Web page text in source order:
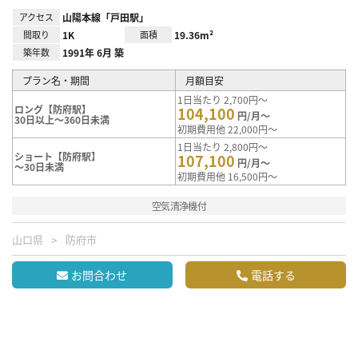
アクセス 山陽本線「戸田駅」
間取り 1K 面積 19.36m²
築年数 1991年 6月 築
プラン名・期間 月額目安
ロング【防府駅】
30日以上～360日未満
1日当たり 2,700円～
104,100 円/月～
初期費用他 22,000円～
ショート【防府駅】
～30日未満
1日当たり 2,800円～
107,100 円/月～
初期費用他 16,500円～
空気清浄機付
山口県 防府市
お問合わせ 電話する